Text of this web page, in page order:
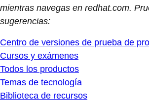
mientras navegas en redhat.com.
sugerencias:
Centro de versiones de prueba de
Cursos y exámenes
Todos los productos
Temas de tecnología
Biblioteca de recursos